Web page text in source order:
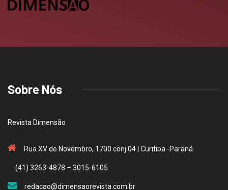
Sobre Nós
Revista Dimensão
Rua XV de Novembro, 1700 conj 04 | Curitiba -Paraná
(41) 3263-4878 – 3015-6105
redacao@dimensaorevista.com.br